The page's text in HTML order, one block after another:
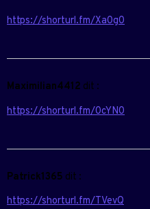
https://shorturl.fm/Xa0g0
Maximilian4412 dit :
https://shorturl.fm/0cYN0
Patrick1365 dit :
https://shorturl.fm/TVevQ